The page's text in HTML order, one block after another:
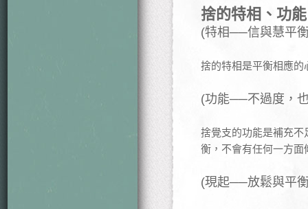
捨的特相、功
(特相──信與慧平
捨的特相是平衡相應
(功能──不過度，
捨覺支的功能是補充
衡，不會有任何一方
(現起──放鬆與平